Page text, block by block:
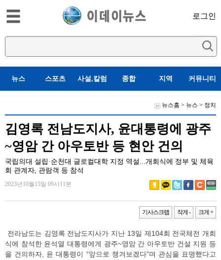
로그인
뉴스 스포츠 사설,칼럼 종합 지역 커뮤니티
뉴스홈 > 뉴스 > 정치
김영록 전남도지사, 윤대통령에 광주
~영암 간 아우토반 등 현안 건의
국립의대 설립·순천대 글로컬대학 지정 역설...개회식에 정부 및 체육
회 관계자, 관람객 등 참석
2023년10월15일 09시11분
기사스크랩 작게 - 크게 +
전라남도는 김영록 전남도지사가 지난 13일 제104회 전국체전 개회
식에 참석한 윤석열 대통령에게 광주~영암 간 아우토반 건설 지원 등
을 건의하자, 윤 대통령이 “앞으로 챙겨보겠다”며 관심을 표명했다고